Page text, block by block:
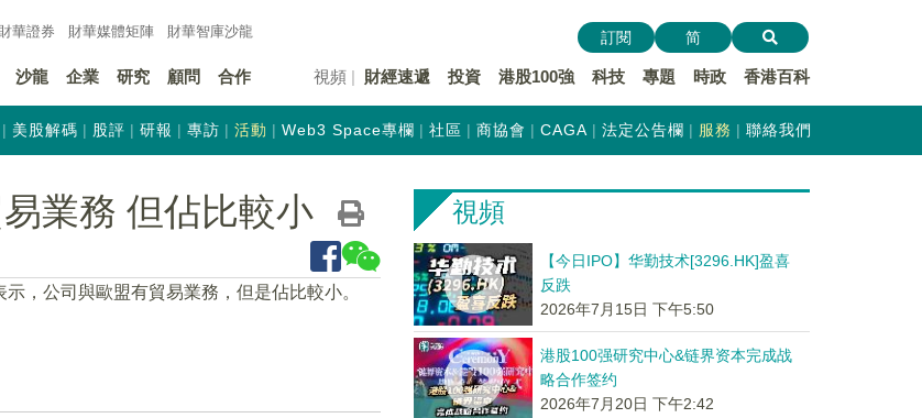
財華證券 財華媒體矩陣 財華智庫沙龍
沙龍 企業 研究 顧問 合作 視頻 財經速遞 投資 港股100強 科技 專題 時政 香港百科
訂閱 简
美股解碼 股評 研報 專訪 活動 Web3 Space專欄 社區 商協會 CAGA 法定公告欄 服務 聯絡我們
業務 但佔比較小
示，公司與歐盟有貿易業務，但是佔比較小。
視頻
【今日IPO】华勤技术[3296.HK]盈喜
反跌
2026年7月15日 下午5:50
港股100强研究中心&链界资本完成战
略合作签约
2026年7月20日 下午2:42